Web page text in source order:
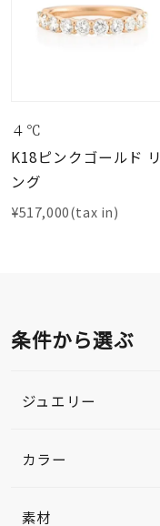
４℃
K18ピンクゴールド リ
ング
¥517,000(tax in)
条件から選ぶ
ジュエリー
カラー
素材